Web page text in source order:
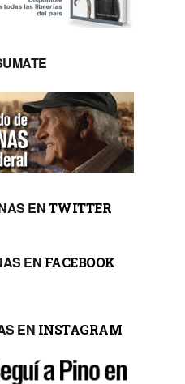
ENTWITTER
EN FACEBOOK
EN INSTAGRAM